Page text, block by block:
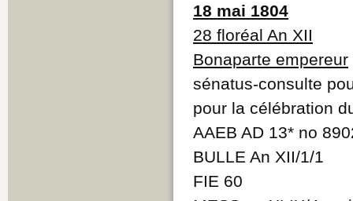
18 mai 1804
28 floréal An XII
Bonaparte empereur
sénatus-consulte
pour la célébration
AAEB AD 13* no
BULLE An XII/1/1
FIE 60